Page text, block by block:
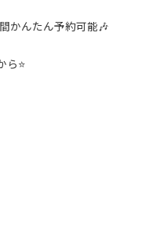
かんたん予約可能🎶
ら⭐️